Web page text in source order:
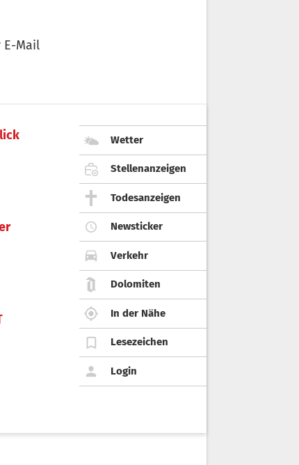
E-Mail
Wetter
Stellenanzeigen
Todesanzeigen
Newsticker
Verkehr
Dolomiten
In der Nähe
Lesezeichen
Login